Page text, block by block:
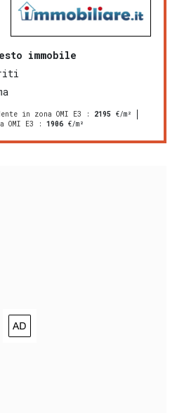
immobile
in zona OMI E3 : 2195 €/m²
E3 : 1906 €/m²